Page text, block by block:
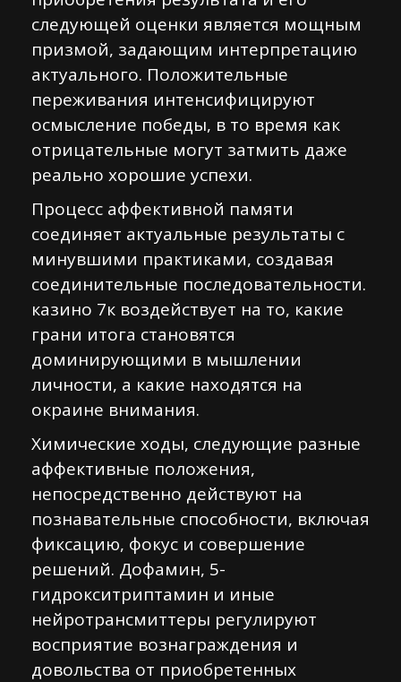
следующей оценки является мощным
призмой, задающим интерпретацию
актуального. Положительные
переживания интенсифицируют
осмысление победы, в то время как
отрицательные могут затмить даже
реально хорошие успехи.
Процесс аффективной памяти
соединяет актуальные результаты с
минувшими практиками, создавая
соединительные последовательности.
казино 7к воздействует на то, какие
грани итога становятся
доминирующими в мышлении
личности, а какие находятся на
окраине внимания.
Химические ходы, следующие разные
аффективные положения,
непосредственно действуют на
познавательные способности, включая
фиксацию, фокус и совершение
решений. Дофамин, 5-
гидрокситриптамин и иные
нейротрансмиттеры регулируют
восприятие вознаграждения и
довольства от приобретенных